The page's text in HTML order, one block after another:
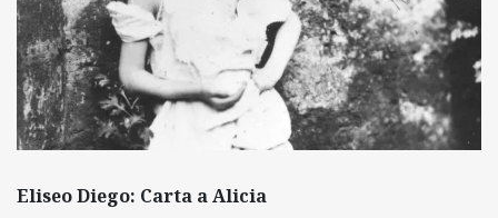
Eliseo Diego: Carta a Alicia